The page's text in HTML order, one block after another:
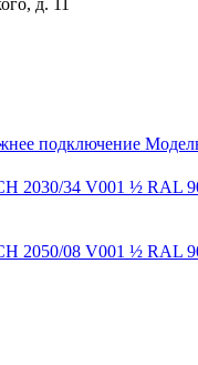
д. 11
подключение
2030/34 V001 ½ RAL
2050/08 V001 ½ RAL